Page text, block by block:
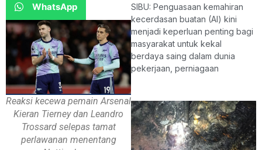
WhatsApp
Reaksi kecewa pemain Arsenal
Kieran Tierney dan Leandro
Trossard selepas tamat
perlawanan menentang
SIBU: Penguasaan kemahiran
kecerdasan buatan (AI) kini
menjadi keperluan penting bagi
masyarakat untuk kekal
berdaya saing dalam dunia
pekerjaan, perniagaan